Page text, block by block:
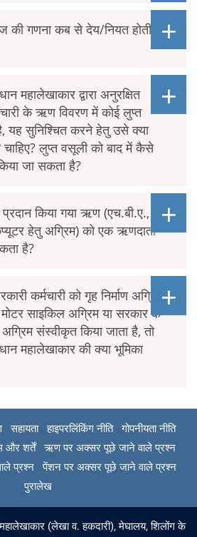
की गणना कब से देय/नियत होती
महालेखाकार द्वारा अनुरक्षित
के ऋण विवरण में कोई लुप्त
यह सुनिश्चित करने हेतु उसे क्या
लुप्त वसूली को बाद में कैसे
जा सकता है?
प्रदान किया गया ऋण (एच.बी.ए.,
हेतु अग्रिम) को एक ऋणदाता
है?
कर्मचारी को गृह निर्माण अग्रिम,
साइकिल अग्रिम या सरकार के
संस्वीकृत किया जाता है, तो
महालेखाकार की क्या भूमिका
सहायता हाइपरलिंकिंग नीति
गोपनीयता नीति
और शर्तें
ऋण पर अक्सर पूछे जाने वाले प्रश्न
प्रश्न
पेंशन पर अक्सर पूछे जाने वाले प्रश्न
पुरालेख
(लेखा व. हकदारी), मेघालय, शिलोंग के